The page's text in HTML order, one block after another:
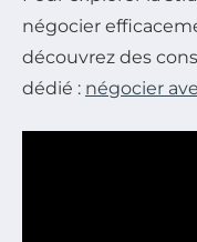
négocier
découvrez des
dédié : négocier